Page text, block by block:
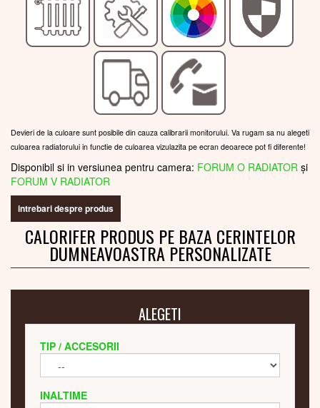
Devieri de la culoare sunt posibile din cauza calibrarii monitorului. Va rugam sa nu alegeti
culoarea radiatorului in functie de culoarea vizulazita pe ecran deoarece pot fi diferente!
Disponibil si in versiunea pentru camera: FORUM O RADIATOR și
FORUM V RADIATOR
intrebari despre produs
CALORIFER PRODUS PE BAZA CERINTELOR
DUMNEAVOASTRA PERSONALIZATE
ALEGETI
TIP / ACCESORII
INALTIME